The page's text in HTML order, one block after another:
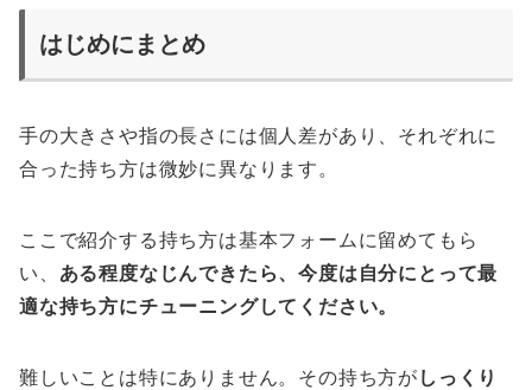
はじめにまとめ
手の大きさや指の長さには個人差があり、それぞれに
合った持ち方は微妙に異なります。
ここで紹介する持ち方は基本フォームに留めてもら
い、 ある程度なじんできたら、今度は自分にとって最
適な持ち方にチューニングしてください。
難しいことは特にありません。その持ち方が しっくり